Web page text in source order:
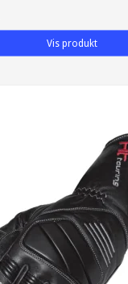
Vis produkt